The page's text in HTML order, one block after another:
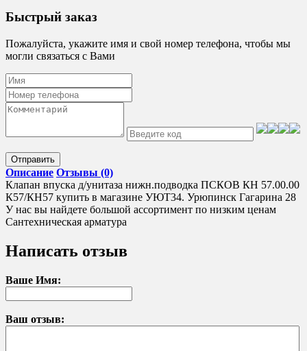
Быстрый заказ
Пожалуйста, укажите имя и свой номер телефона, чтобы мы
могли связаться с Вами
Отправить
Описание Отзывы (0)
Клапан впуска д/унитаза нижн.подводка ПСКОВ КН 57.00.00
К57/КН57 купить в магазине УЮТ34. Урюпинск Гагарина 28
У нас вы найдете большой ассортимент по низким ценам
Сантехническая арматура
Написать отзыв
Ваше Имя:
Ваш отзыв: